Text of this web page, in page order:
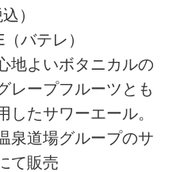
）
バテレ）
地よいボタニカルの
レープフルーツとも
したサワーエール。
泉道場グループのサ
て販売